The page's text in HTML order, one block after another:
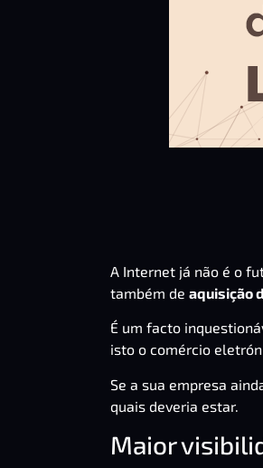
A Internet já não é o
também de aquisição
É um facto
isto o comércio
Se a sua empresa
quais deveria estar.
Maior